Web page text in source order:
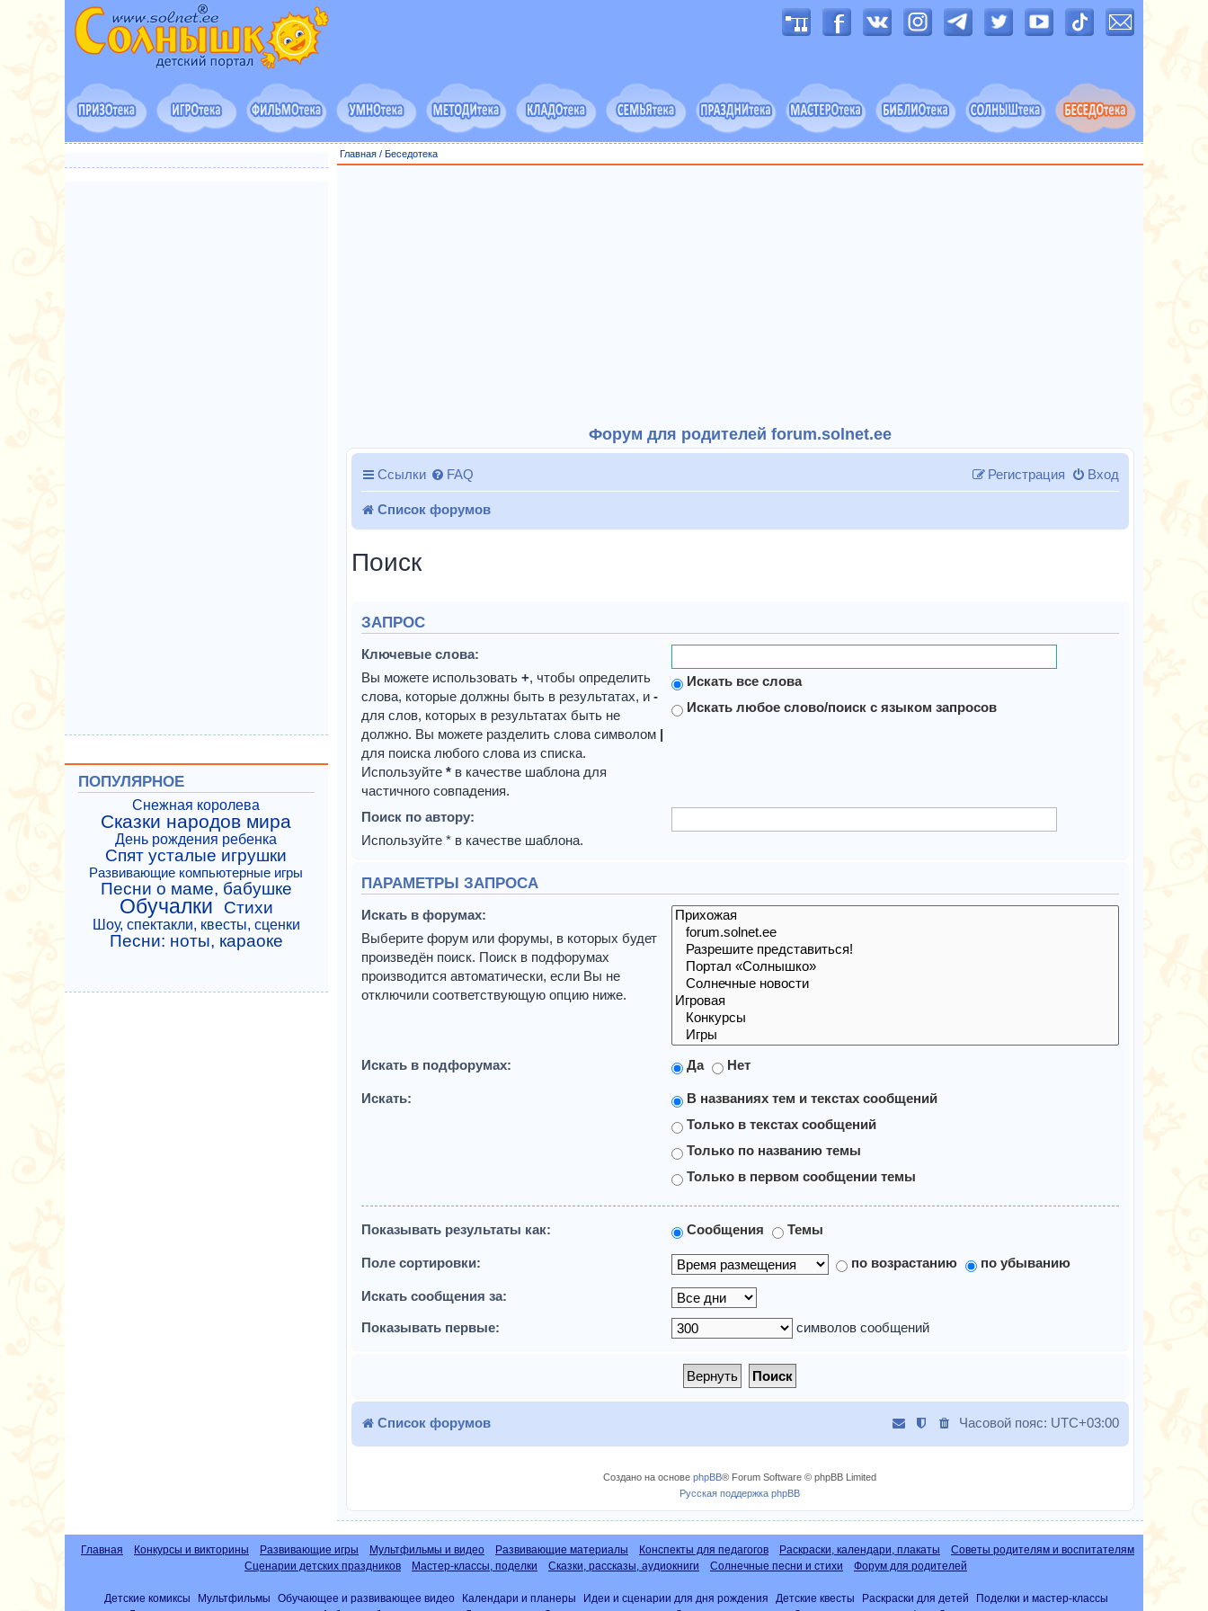
Главная/ Беседотека
Форум для родителей forum.solnet.ee
Ссылки FAQ Вход
Регистрация
Список форумов
Поиск
ЗАПРОС
Ключевые слова:
Вы можете использовать +, чтобы определить
слова, которые должны быть в результатах, и -
для слов, которых в результатах быть не
должно. Вы можете разделить слова символом |
для поиска любого слова из списка.
Используйте *в качестве шаблона для
частичного совпадения.
Искать все слова
Искать любое слово/поиск с языком запросов
Поиск по автору:
Используйте * в качестве шаблона.
ПАРАМЕТРЫ ЗАПРОСА
Искать в форумах:
Выберите форум или форумы, в которых будет
произведён поиск. Поиск в подфорумах
производится автоматически, если Вы не
отключили соответствующую опцию ниже.
Искать в подфорумах: Да Нет
Искать:
В названиях тем и текстах сообщений
Только в текстах сообщений
Только по названию темы
Только в первом сообщении темы
Показывать результаты как: Сообщения Темы
Поле сортировки: по возрастанию по убыванию
Искать сообщения за:
Показывать первые: символов сообщений
Список форумов Часовой пояс: UTC+03:00
Создано на основеphpBB® Forum Software © phpBB Limited
Русская поддержка phpBB
ПОПУЛЯРНОЕ
Снежная королева
Сказки народов мира
День рождения ребенка
Спят усталые игрушки
Развивающие компьютерные игры
Песни о маме, бабушке
Обучалки Стихи
Шоу, спектакли, квесты, сценки
Песни: ноты, караоке
Главная Конкурсы и викторины Развивающие игры Мультфильмы и видео Развивающие материалы Конспекты для педагогов Раскраски, календари, плакаты
Советы родителям и воспитателям
Сценарии детских праздников
Мастер-классы, поделки Сказки, рассказы, аудиокниги Солнечные песни и стихи Форум для родителей
Детские комиксы Мультфильмы Обучающее и развивающее видео Календари и планеры Идеи и сценарии для дня рождения Детские квесты Раскраски для детей
Поделки и мастер-классы